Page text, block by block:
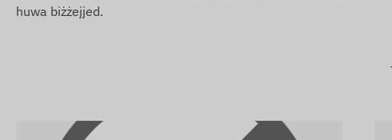
Ningmore NT19B-E 4G LTE GPS tracker manjetiku
Għat-tħaddim normali tal-apparat, hija meħtieġa
huwa biżżejjed.